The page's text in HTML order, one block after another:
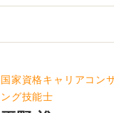
国家資格キャリアコン
ング技能士